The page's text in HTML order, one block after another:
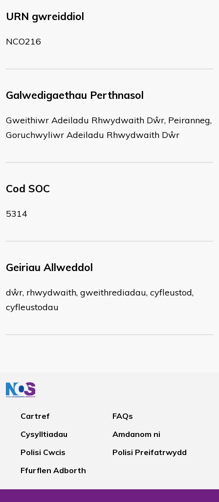
URN gwreiddiol
NCO216
Galwedigaethau Perthnasol
Gweithiwr Adeiladu Rhwydwaith Dŵr, Peiranneg,
Goruchwyliwr Adeiladu Rhwydwaith Dŵr
Cod SOC
5314
Geiriau Allweddol
dŵr, rhwydwaith, gweithrediadau, cyfleustod,
cyfleustodau
Cartref
FAQs
Cysylltiadau
Amdanom ni
Polisi Cwcis
Polisi Preifatrwydd
Ffurflen Adborth